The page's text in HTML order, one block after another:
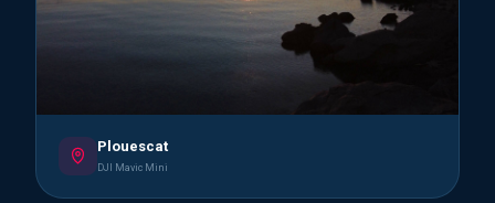
Plouescat
DJI Mavic Mini